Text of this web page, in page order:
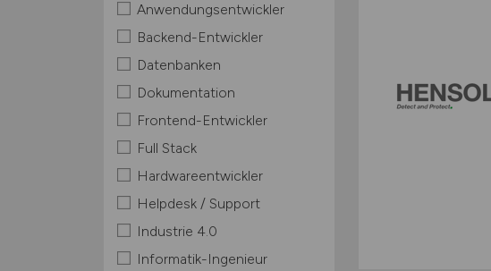
Anwendungsentwickler
Backend-Entwickler
Datenbanken
Dokumentation
Frontend-Entwickler
Full Stack
Hardwareentwickler
Helpdesk / Support
Industrie 4.0
Informatik-Ingenieur